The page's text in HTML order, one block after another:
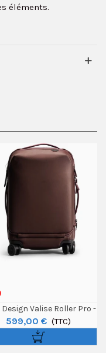
éléments.
Design Valise Roller Pro -
Prune
599,00 € (TTC)